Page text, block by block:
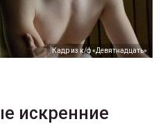
Кадр из к/ф «Девятнадцать»
искренние